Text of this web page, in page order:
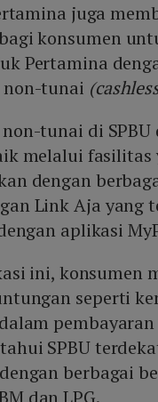
juga
konsumen
Pertamina
non-tunai
tunai di SPBU
melalui fasilitas
dengan
Link Aja yang
aplikasi
ini, konsumen
seperti
SPBU
berbagai